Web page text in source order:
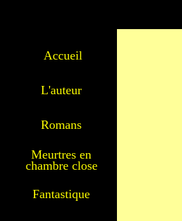
Accueil
L'auteur
Romans
Meurtres en
chambre close
Fantastique